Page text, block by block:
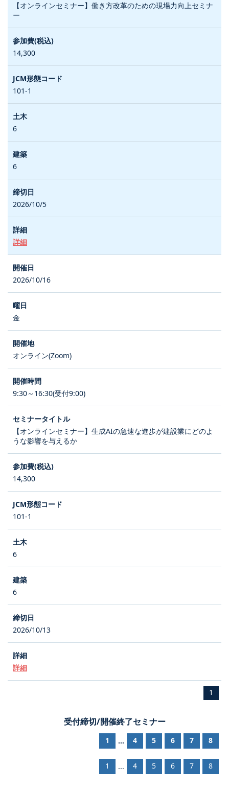
【オンラインセミナー】働き方改革のための現場力向上セミナ
ー
14,300
101-1
6
6
2026/10/5
詳細
2026/10/16
金
オンライン(Zoom)
9:30～16:30(受付9:00)
【オンラインセミナー】生成AIの急速な進歩が建設業にどのよ
うな影響を与えるか
14,300
101-1
6
6
2026/10/13
詳細
1
受付締切/開催終了セミナー
1 ... 4 5 6 7 8
1 ... 4 5 6 7 8